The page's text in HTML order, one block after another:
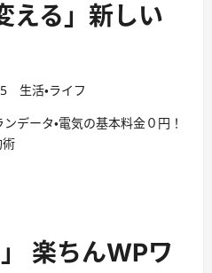
える」新しい
生活・ライフ
データ・電気の基本料金０円！
術
楽ちんWPワ